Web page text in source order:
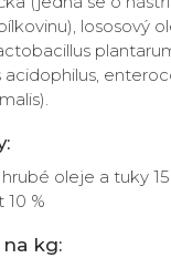
lososový
acidophilus,
oleje a tuky
10 %
kg: